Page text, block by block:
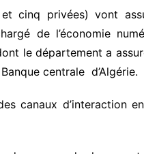
et cinq privées) vont
de l’économie
le département a
centrale d’Algérie.
canaux d’interaction